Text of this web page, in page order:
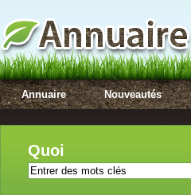
Annuaire Nouveautés
Quoi